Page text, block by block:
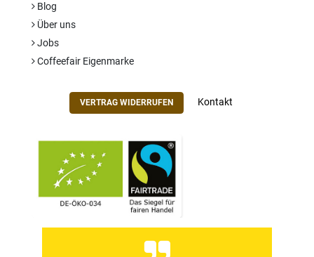
Blog
Über uns
Jobs
Coffeefair Eigenmarke
VERTRAG WIDERRUFEN Kontakt